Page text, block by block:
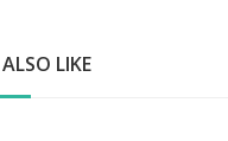
LIKE